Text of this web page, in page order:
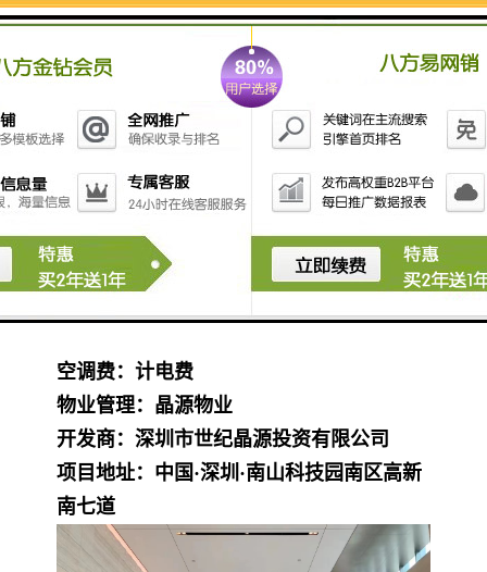
层高：3.9米
大堂高度：10.7米
整层面积：1855㎡
租售状况：出租（只租不售）
出租面积：
租金价格：102-130元/平米/月
空调费：计电费
物业管理：晶源物业
开发商：深圳市世纪晶源投资有限公司
项目地址：中国·深圳·南山科技园南区高新
南七道